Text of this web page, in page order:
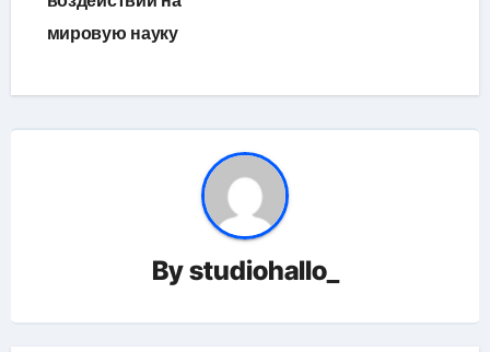
мировую науку
Bystudiohallo_